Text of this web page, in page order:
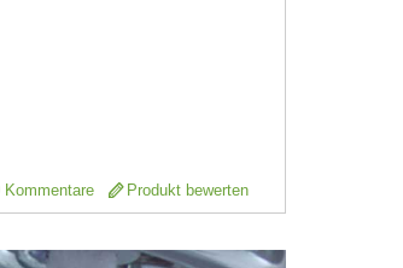
Kommentare Produkt bewerten